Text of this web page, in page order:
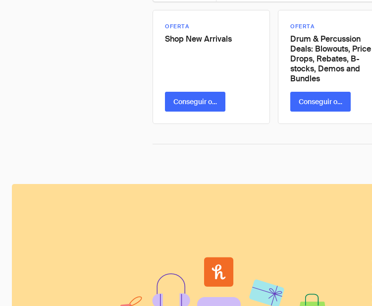
OFERTA
Shop New Arrivals
Conseguir oferta
OFERTA
Drum & Percussion
Deals: Blowouts, Price
Drops, Rebates, B-
stocks, Demos and
Bundles
Conseguir oferta